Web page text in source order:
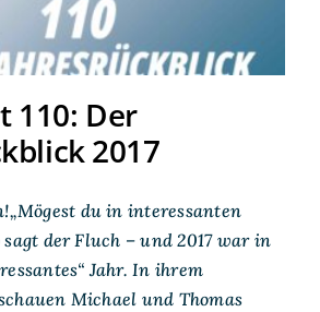
110: Der
2017
du in interessanten
sagt der Fluch – und 2017 war in
Jahr. In ihrem
Michael und Thomas